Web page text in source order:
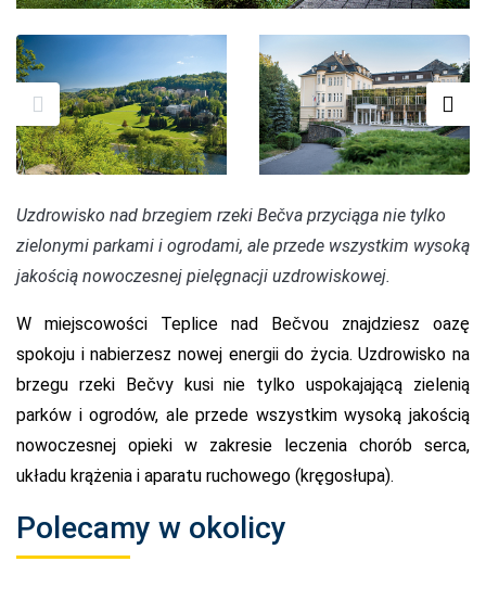
Uzdrowisko nad brzegiem rzeki Bečva przyciąga nie tylko
zielonymi parkami i ogrodami, ale przede wszystkim wysoką
jakością nowoczesnej pielęgnacji uzdrowiskowej.
W miejscowości Teplice nad Bečvou znajdziesz oazę
spokoju i nabierzesz nowej energii do życia. Uzdrowisko na
brzegu rzeki Bečvy kusi nie tylko uspokajającą zielenią
parków i ogrodów, ale przede wszystkim wysoką jakością
nowoczesnej opieki w zakresie leczenia chorób serca,
układu krążenia i aparatu ruchowego (kręgosłupa).
Polecamy w okolicy